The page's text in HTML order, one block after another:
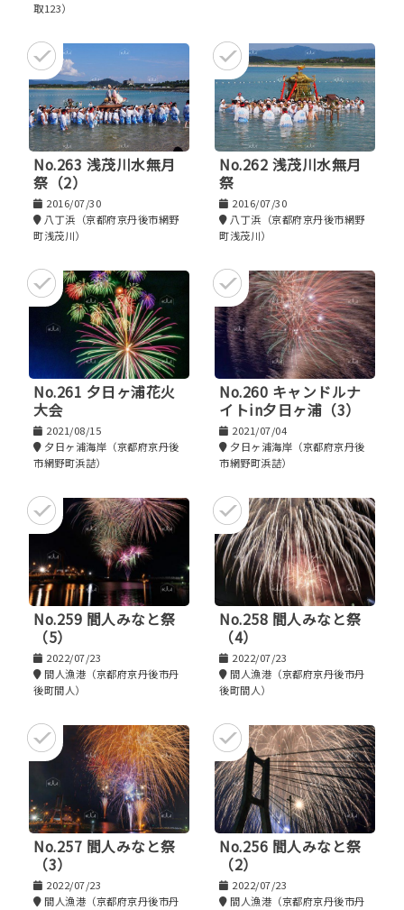
取123）
No.263 浅茂川水無月
祭（2）
2016/07/30
八丁浜（京都府京丹後市網野
町浅茂川）
No.262 浅茂川水無月
祭
2016/07/30
八丁浜（京都府京丹後市網野
町浅茂川）
No.261 夕日ヶ浦花火
大会
2021/08/15
夕日ヶ浦海岸（京都府京丹後
市網野町浜詰）
No.260 キャンドルナ
イトin夕日ヶ浦（3）
2021/07/04
夕日ヶ浦海岸（京都府京丹後
市網野町浜詰）
No.259 間人みなと祭
（5）
2022/07/23
間人漁港（京都府京丹後市丹
後町間人）
No.258 間人みなと祭
（4）
2022/07/23
間人漁港（京都府京丹後市丹
後町間人）
No.257 間人みなと祭
（3）
2022/07/23
間人漁港（京都府京丹後市丹
No.256 間人みなと祭
（2）
2022/07/23
間人漁港（京都府京丹後市丹